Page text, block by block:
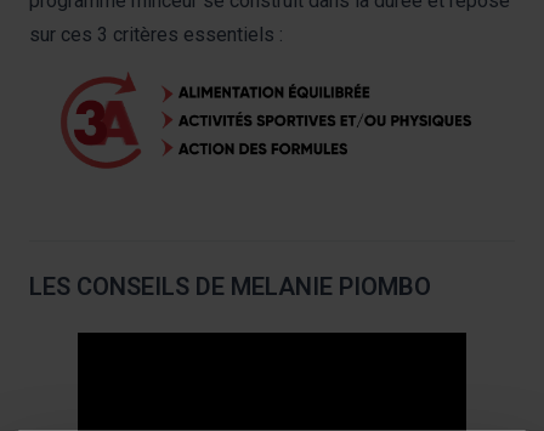
sur ces 3 critères essentiels :
LES CONSEILS DE MELANIE PIOMBO